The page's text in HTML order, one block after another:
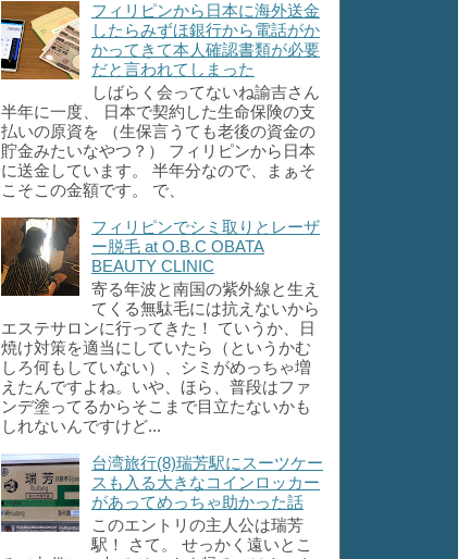
フィリピンから日本に海外送金
したらみずほ銀行から電話がか
かってきて本人確認書類が必要
だと言われてしまった
しばらく会ってないね諭吉さん
半年に一度、 日本で契約した生命保険の支
払いの原資を （生保言うても老後の資金の
貯金みたいなやつ？） フィリピンから日本
に送金しています。 半年分なので、まぁそ
こそこの金額です。 で、
フィリピンでシミ取りとレーザ
ー脱毛 at O.B.C OBATA
BEAUTY CLINIC
寄る年波と南国の紫外線と生え
てくる無駄毛には抗えないから
エステサロンに行ってきた！ ていうか、日
焼け対策を適当にしていたら（というかむ
しろ何もしていない）、シミがめっちゃ増
えたんですよね。いや、ほら、普段はファ
ンデ塗ってるからそこまで目立たないかも
しれないんですけど...
台湾旅行(8)瑞芳駅にスーツケー
スも入る大きなコインロッカー
があってめっちゃ助かった話
このエントリの主人公は瑞芳
駅！ さて。 せっかく遠いとこ